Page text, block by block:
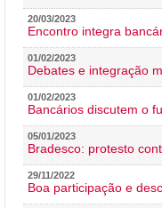
20/03/2023
Encontro integra
01/02/2023
Debates e integração
01/02/2023
Bancários discutem o
05/01/2023
Bradesco: protesto
29/11/2022
Boa participação e